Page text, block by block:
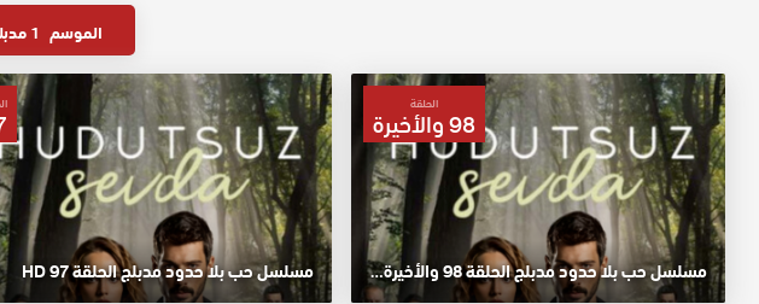
الموسم 1 مدبلج
الحلقة
98 والأخيرة
مسلسل حب بلا حدود مدبلج الحلقة 98 والأخيرة HD مسلسل حب بلا حدود مدبلج الحلقة 97 HD